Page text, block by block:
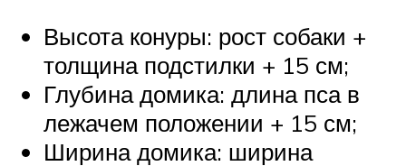
Высота конуры: рост собаки +
толщина подстилки + 15 см;
Глубина домика: длина пса в
лежачем положении + 15 см;
Ширина домика: ширина